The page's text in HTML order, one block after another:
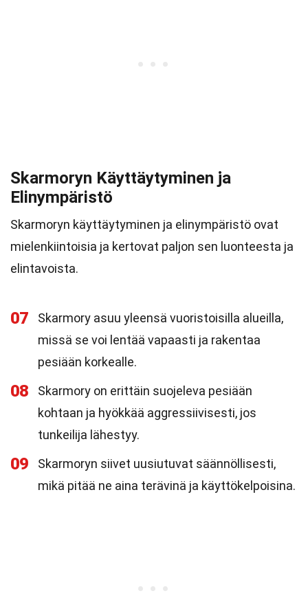
Skarmoryn Käyttäytyminen ja
Elinympäristö
Skarmoryn käyttäytyminen ja elinympäristö ovat
mielenkiintoisia ja kertovat paljon sen luonteesta ja
elintavoista.
07
Skarmory asuu yleensä vuoristoisilla alueilla,
missä se voi lentää vapaasti ja rakentaa
pesiään korkealle.
08
Skarmory on erittäin suojeleva pesiään
kohtaan ja hyökkää aggressiivisesti, jos
tunkeilija lähestyy.
09
Skarmoryn siivet uusiutuvat säännöllisesti,
mikä pitää ne aina terävinä ja käyttökelpoisina.